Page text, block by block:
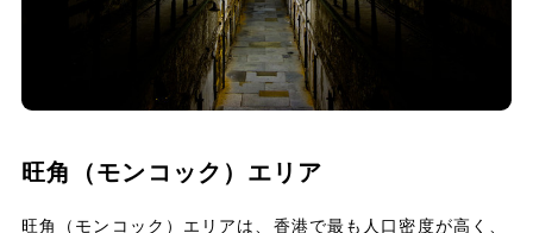
旺角（モンコック）エリア
旺角（モンコック）エリアは、香港で最も人口密度が高く、